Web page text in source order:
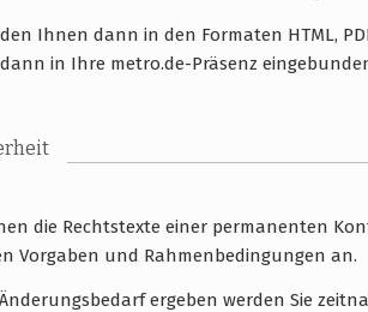
Ihnen dann in den Formaten HTML,
in Ihre metro.de-Präsenz
die Rechtstexte einer permanenten
Vorgaben und Rahmenbedingungen an.
ergeben werden Sie